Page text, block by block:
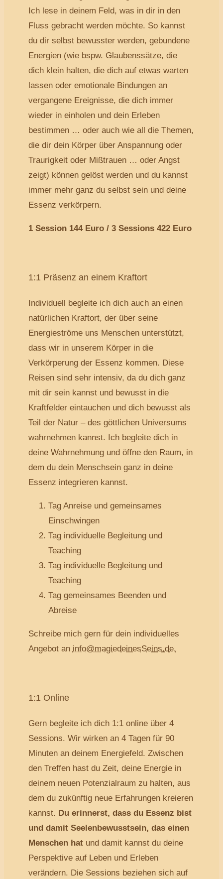
Ich lese in deinem Feld, was in dir in den
Fluss gebracht werden möchte. So kannst
du dir selbst bewusster werden, gebundene
Energien (wie bspw. Glaubenssätze, die
dich klein halten, die dich auf etwas warten
lassen oder emotionale Bindungen an
vergangene Ereignisse, die dich immer
wieder in einholen und dein Erleben
bestimmen … oder auch wie all die Themen,
die dir dein Körper über Anspannung oder
Traurigkeit oder Mißtrauen … oder Angst
zeigt) können gelöst werden und du kannst
immer mehr ganz du selbst sein und deine
Essenz verkörpern.
1 Session 144 Euro / 3 Sessions 422 Euro
1:1 Präsenz an einem Kraftort
Individuell begleite ich dich auch an einen
natürlichen Kraftort, der über seine
Energieströme uns Menschen unterstützt,
dass wir in unserem Körper in die
Verkörperung der Essenz kommen. Diese
Reisen sind sehr intensiv, da du dich ganz
mit dir sein kannst und bewusst in die
Kraftfelder eintauchen und dich bewusst als
Teil der Natur – des göttlichen Universums
wahrnehmen kannst. Ich begleite dich in
deine Wahrnehmung und öffne den Raum, in
dem du dein Menschsein ganz in deine
Essenz integrieren kannst.
Tag Anreise und gemeinsames
Einschwingen
Tag individuelle Begleitung und
Teaching
Tag individuelle Begleitung und
Teaching
Tag gemeinsames Beenden und
Abreise
Schreibe mich gern für dein individuelles
Angebot an info@magiedeinesSeins.de.
1:1 Online
Gern begleite ich dich 1:1 online über 4
Sessions. Wir wirken an 4 Tagen für 90
Minuten an deinem Energiefeld. Zwischen
den Treffen hast du Zeit, deine Energie in
deinem neuen Potenzialraum zu halten, aus
dem du zukünftig neue Erfahrungen kreieren
kannst. Du erinnerst, dass du Essenz bist
und damit Seelenbewusstsein, das einen
Menschen hatund damit kannst du deine
Perspektive auf Leben und Erleben
verändern. Die Sessions beziehen sich auf